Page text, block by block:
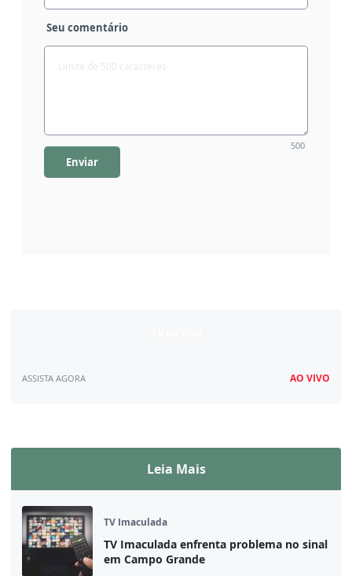
Seu comentário
500
Enviar
ASSISTA AGORA AO VIVO
Leia Mais
TV Imaculada
TV Imaculada enfrenta problema no sinal
em Campo Grande